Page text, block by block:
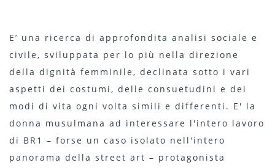
E’ una ricerca di approfondita analisi sociale e
civile, sviluppata per lo più nella direzione
della dignità femminile, declinata sotto i vari
aspetti dei costumi, delle consuetudini e dei
modi di vita ogni volta simili e differenti. E' la
donna musulmana ad interessare l'intero lavoro
di BR1 – forse un caso isolato nell'intero
panorama della street art – protagonista